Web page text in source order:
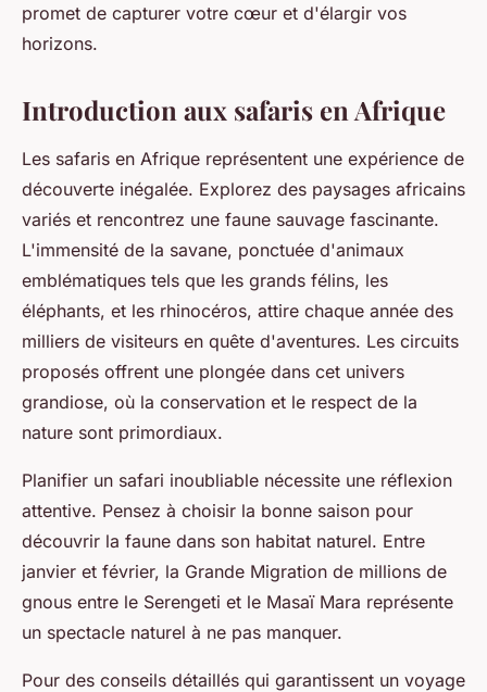
promet de capturer votre cœur et d'élargir vos
horizons.
Introduction aux safaris en Afrique
Les safaris en Afrique représentent une expérience de
découverte inégalée. Explorez des paysages africains
variés et rencontrez une faune sauvage fascinante.
L'immensité de la savane, ponctuée d'animaux
emblématiques tels que les grands félins, les
éléphants, et les rhinocéros, attire chaque année des
milliers de visiteurs en quête d'aventures. Les circuits
proposés offrent une plongée dans cet univers
grandiose, où la conservation et le respect de la
nature sont primordiaux.
Planifier un safari inoubliable nécessite une réflexion
attentive. Pensez à choisir la bonne saison pour
découvrir la faune dans son habitat naturel. Entre
janvier et février, la Grande Migration de millions de
gnous entre le Serengeti et le Masaï Mara représente
un spectacle naturel à ne pas manquer.
Pour des conseils détaillés qui garantissent un voyage